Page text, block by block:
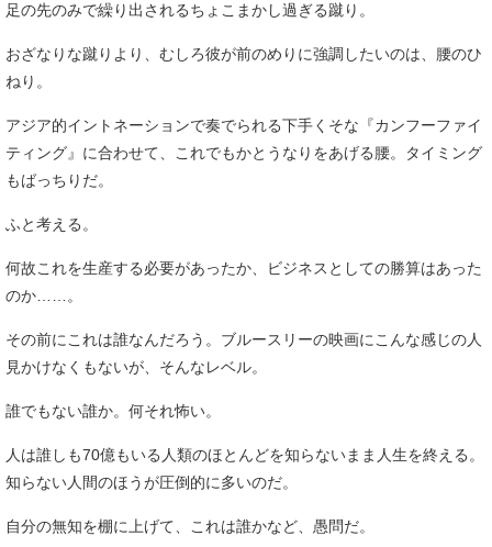
足の先のみで繰り出されるちょこまかし過ぎる蹴り。
おざなりな蹴りより、むしろ彼が前のめりに強調したいのは、腰のひ
ねり。
アジア的イントネーションで奏でられる下手くそな『カンフーファイ
ティング』に合わせて、これでもかとうなりをあげる腰。タイミング
もばっちりだ。
ふと考える。
何故これを生産する必要があったか、ビジネスとしての勝算はあった
のか……。
その前にこれは誰なんだろう。ブルースリーの映画にこんな感じの人
見かけなくもないが、そんなレベル。
誰でもない誰か。何それ怖い。
人は誰しも70億もいる人類のほとんどを知らないまま人生を終える。
知らない人間のほうが圧倒的に多いのだ。
自分の無知を棚に上げて、これは誰かなど、愚問だ。